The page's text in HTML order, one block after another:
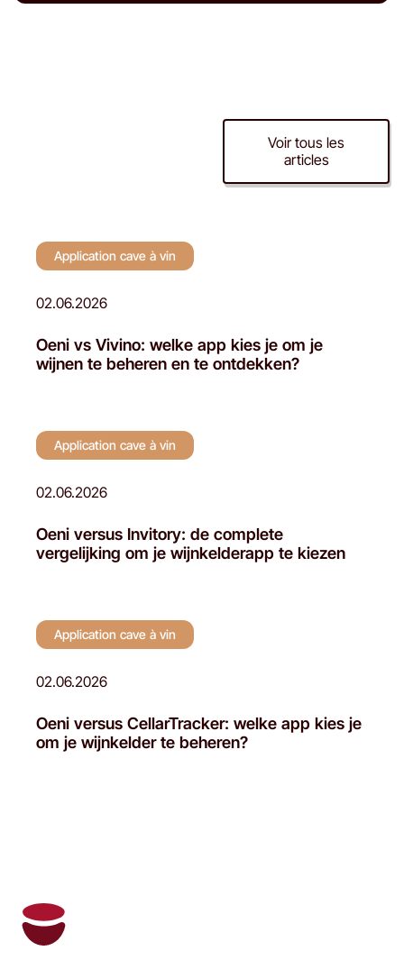
Voir tous les
articles
Application cave à vin
02.06.2026
Oeni vs Vivino: welke app kies je om je
wijnen te beheren en te ontdekken?
Application cave à vin
02.06.2026
Oeni versus Invitory: de complete
vergelijking om je wijnkelderapp te kiezen
Application cave à vin
02.06.2026
Oeni versus CellarTracker: welke app kies je
om je wijnkelder te beheren?